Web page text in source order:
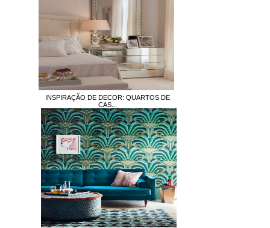
INSPIRAÇÃO DE DECOR: QUARTOS DE
CAS...